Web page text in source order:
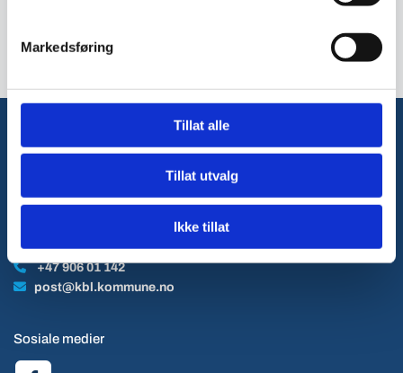
Markedsføring
Tillat alle
Tillat utvalg
Ikke tillat
KBL
Andersens Allservice Lachmanns vei 5, 0495 Oslo
 +47 906 01 142
 post@kbl.kommune.no
Sosiale medier